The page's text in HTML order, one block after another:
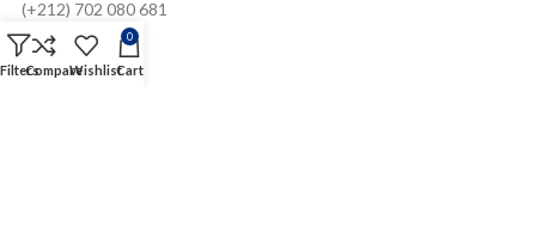
(+212) 702 080 681
Emails
FiltersCompareWishlist
0
Cart